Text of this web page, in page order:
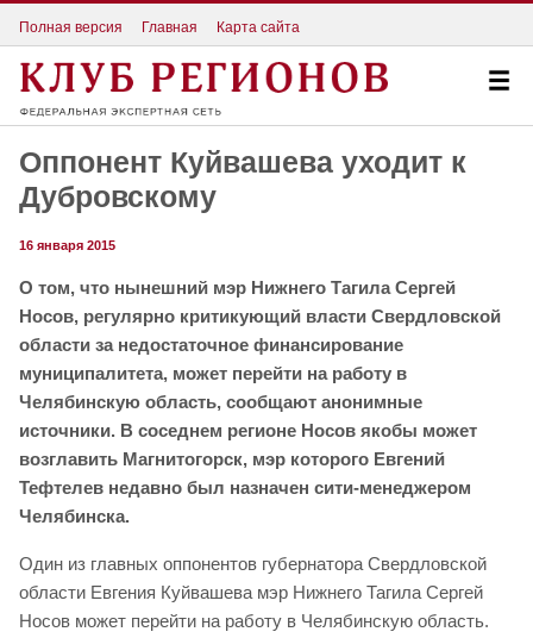
Полная версия Главная Карта сайта
Оппонент Куйвашева уходит к
Дубровскому
16 января 2015
О том, что нынешний мэр Нижнего Тагила Сергей
Носов, регулярно критикующий власти Свердловской
области за недостаточное финансирование
муниципалитета, может перейти на работу в
Челябинскую область, сообщают анонимные
источники. В соседнем регионе Носов якобы может
возглавить Магнитогорск, мэр которого Евгений
Тефтелев недавно был назначен сити-менеджером
Челябинска.
Один из главных оппонентов губернатора Свердловской
области Евгения Куйвашева мэр Нижнего Тагила Сергей
Носов может перейти на работу в Челябинскую область.